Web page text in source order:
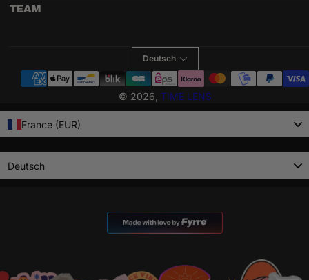
TEAM
Deutsch
© 2026, TIME LENS
Zahlungsmethoden
France (EUR)
Deutsch